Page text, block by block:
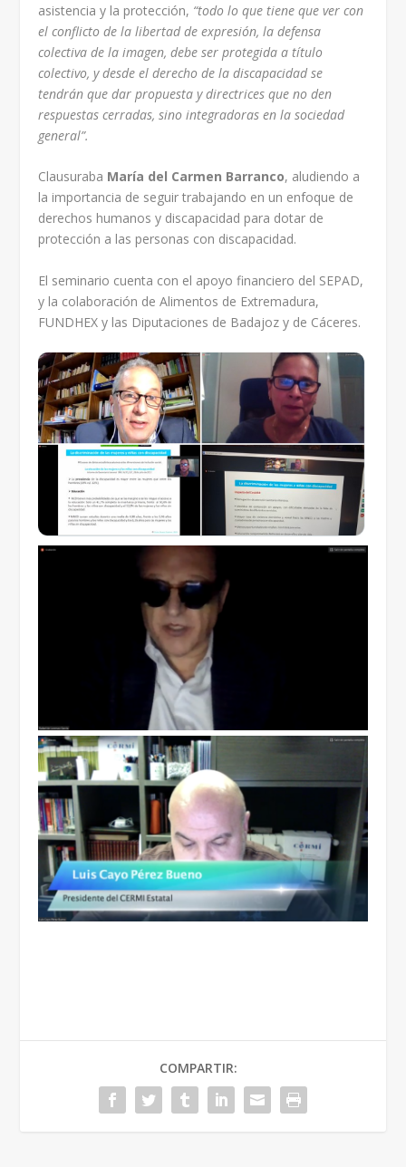
asistencia y la protección, “todo lo que tiene que ver con
el conflicto de la libertad de expresión, la defensa
colectiva de la imagen, debe ser protegida a título
colectivo, y desde el derecho de la discapacidad se
tendrán que dar propuesta y directrices que no den
respuestas cerradas, sino integradoras en la sociedad
general”.
Clausuraba María del Carmen Barranco, aludiendo a
la importancia de seguir trabajando en un enfoque de
derechos humanos y discapacidad para dotar de
protección a las personas con discapacidad.
El seminario cuenta con el apoyo financiero del SEPAD,
y la colaboración de Alimentos de Extremadura,
FUNDHEX y las Diputaciones de Badajoz y de Cáceres.
COMPARTIR: